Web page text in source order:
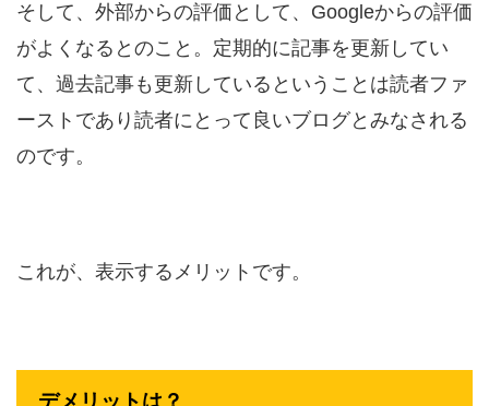
そして、外部からの評価として、Googleからの評価
がよくなるとのこと。定期的に記事を更新してい
て、過去記事も更新しているということは読者ファ
ーストであり読者にとって良いブログとみなされる
のです。
これが、表示するメリットです。
デメリットは？